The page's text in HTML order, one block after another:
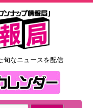
旬なニュースを配信